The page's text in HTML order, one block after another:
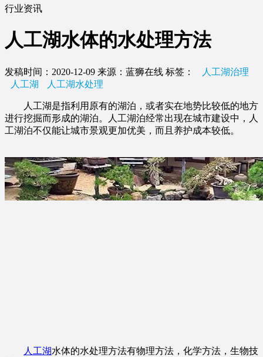
行业资讯
人工湖水体的水处理方法
发稿时间：2020-12-09 来源：蓝狮在线 标签：
人工湖治理
人工湖
人工湖水处理
人工湖是指利用原有的湖泊，或者实在地势比较低的地方
进行挖掘而形成的湖泊。人工湖泊经常出现在城市建设中，人
工湖泊不仅能让城市景观更加优美，而且养护成本较低。
人工湖水体的水处理方法有物理方法，化学方法，生物技